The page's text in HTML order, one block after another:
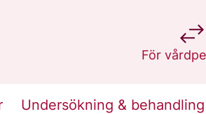
För
på
Undersökning & behandling